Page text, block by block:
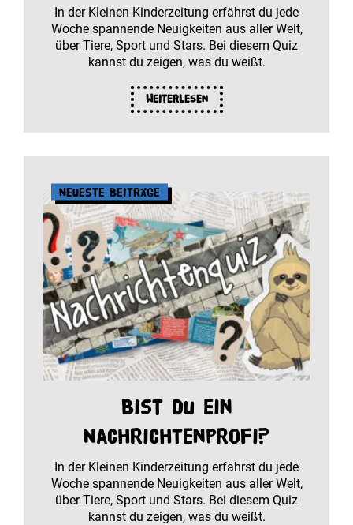
In der Kleinen Kinderzeitung erfährst du jede
Woche spannende Neuigkeiten aus aller Welt,
über Tiere, Sport und Stars. Bei diesem Quiz
kannst du zeigen, was du weißt.
Weiterlesen
Neueste Beiträge
Bist du ein
Nachrichtenprofi?
In der Kleinen Kinderzeitung erfährst du jede
Woche spannende Neuigkeiten aus aller Welt,
über Tiere, Sport und Stars. Bei diesem Quiz
kannst du zeigen, was du weißt.